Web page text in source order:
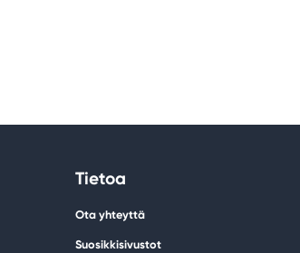
Tietoa
Ota yhteyttä
Suosikkisivustot